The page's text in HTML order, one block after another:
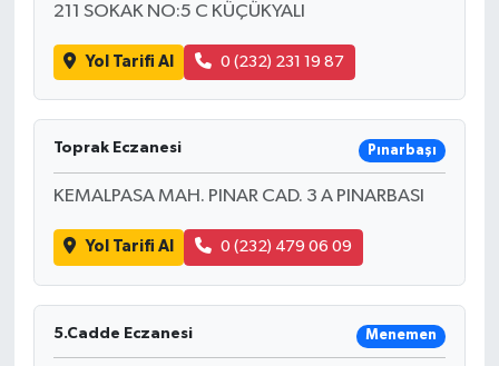
211 SOKAK NO:5 C KÜÇÜKYALI
Yol Tarifi Al 0 (232) 231 19 87
Toprak Eczanesi Pınarbaşı
KEMALPASA MAH. PINAR CAD. 3 A PINARBASI
Yol Tarifi Al 0 (232) 479 06 09
5.Cadde Eczanesi Menemen